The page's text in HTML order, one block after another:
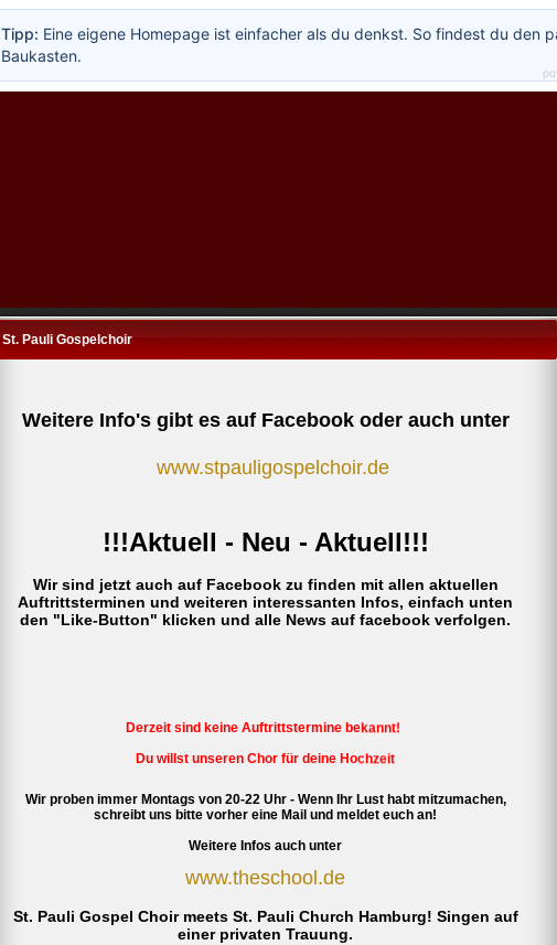
St. Pauli Gospelchoir
Weitere Info's gibt es auf Facebookoder auch unter
www.stpauligospelchoir.de
!!!Aktuell - Neu - Aktuell!!!
Wir sind jetzt auch auf Facebook zu finden mit allen aktuellen
Auftrittsterminen und weiteren interessanten Infos, einfach unten
den "Like-Button" klicken und alle News auf facebook verfolgen.
Derzeit sind keine Auftrittstermine bekannt!
Du willst unseren Chor für deine Hochzeit
eine Email: info@stpauligospelchoir.de
für "Der Hafenpastor" mit Jan Fedder als Chor
kann ihn sich unter folgendem Link kaufen:
Wir proben immer Montags von 20-22 Uhr - Wenn Ihr Lust habt mitzumachen,
schreibt uns bitte vorher eine Mail und meldet euch an!
Weitere Infos auch unter
www.theschool.de
St. Pauli Gospel Choir meets St. Pauli Church Hamburg! Singen auf
einer privaten Trauung.
Tipp: Eine eigene Homepage ist einfacher als du denkst. So findest du den
Baukasten.